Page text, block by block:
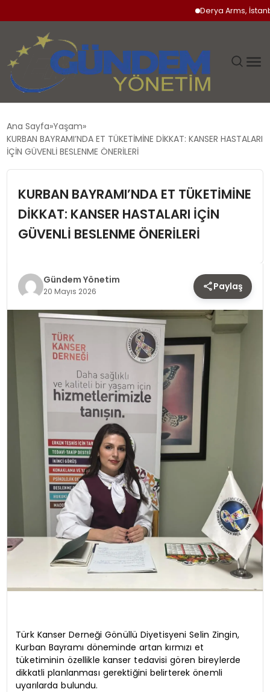
Derya Arms, İstanbul
SIYASET
EKONOMI
TEKNOLOJI
SAĞLIK
YAŞAM
Ana Sayfa Yaşam
KURBAN BAYRAMI’NDA ET TÜKETİMİNE DİKKAT: KANSER HASTALARI
İÇİN GÜVENLİ BESLENME ÖNERİLERİ
KURBAN BAYRAMI’NDA ET TÜKETİMİNE
DİKKAT: KANSER HASTALARI İÇİN
GÜVENLİ BESLENME ÖNERİLERİ
Gündem Yönetim
20 Mayıs 2026 Paylaş
Türk Kanser Derneği Gönüllü Diyetisyeni Selin Zingin,
Kurban Bayramı döneminde artan kırmızı et
tüketiminin özellikle kanser tedavisi gören bireylerde
dikkatli planlanması gerektiğini belirterek önemli
uyarılarda bulundu.